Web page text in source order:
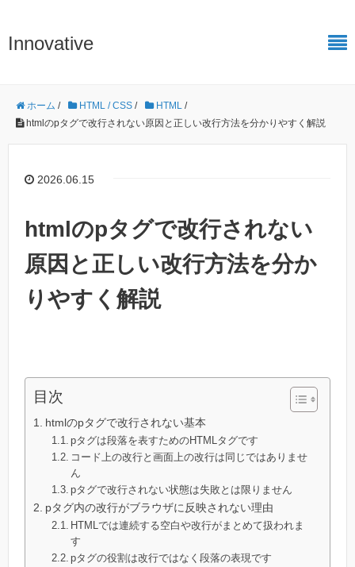
Innovative
ホーム / HTML / CSS / HTML /
htmlのpタグで改行されない原因と正しい改行方法を分かりやすく解説
2026.06.15
htmlのpタグで改行されない
原因と正しい改行方法を分か
りやすく解説
目次
htmlのpタグで改行されない基本
pタグは段落を表すためのHTMLタグです
コード上の改行と画面上の改行は同じではありませ
ん
pタグで改行されない状態は失敗とは限りません
pタグ内の改行がブラウザに反映されない理由
HTMLでは連続する空白や改行がまとめて扱われま
す
pタグの役割は改行ではなく段落の表現です